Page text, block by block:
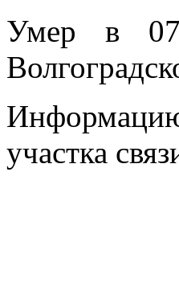
Умер в
участка